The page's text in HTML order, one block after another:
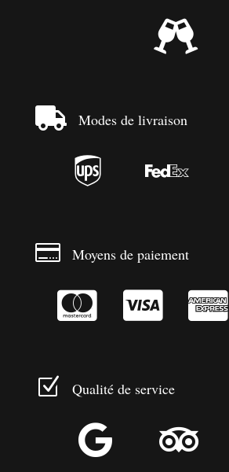

 Modes de livraison
 
 Moyens de paiement
  
Z Qualité de service
 